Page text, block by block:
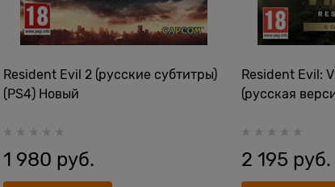
Resident Evil 2 (русские субтитры)
(PS4) Новый
1 980 руб.
Resident Evil:
(русская
2 195 руб.